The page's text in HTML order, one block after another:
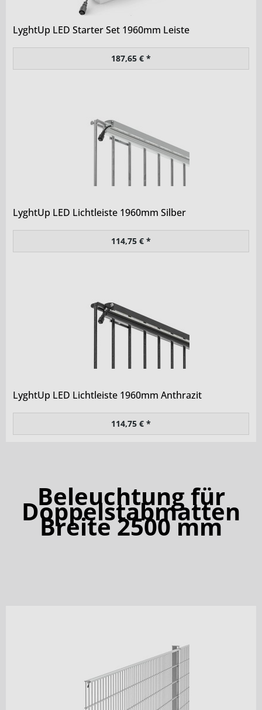
LyghtUp LED Starter Set 1960mm Leiste
187,65 € *
LyghtUp LED Lichtleiste 1960mm Silber
114,75 € *
LyghtUp LED Lichtleiste 1960mm Anthrazit
114,75 € *
Beleuchtung für
Doppelstabmatten
Breite 2500 mm